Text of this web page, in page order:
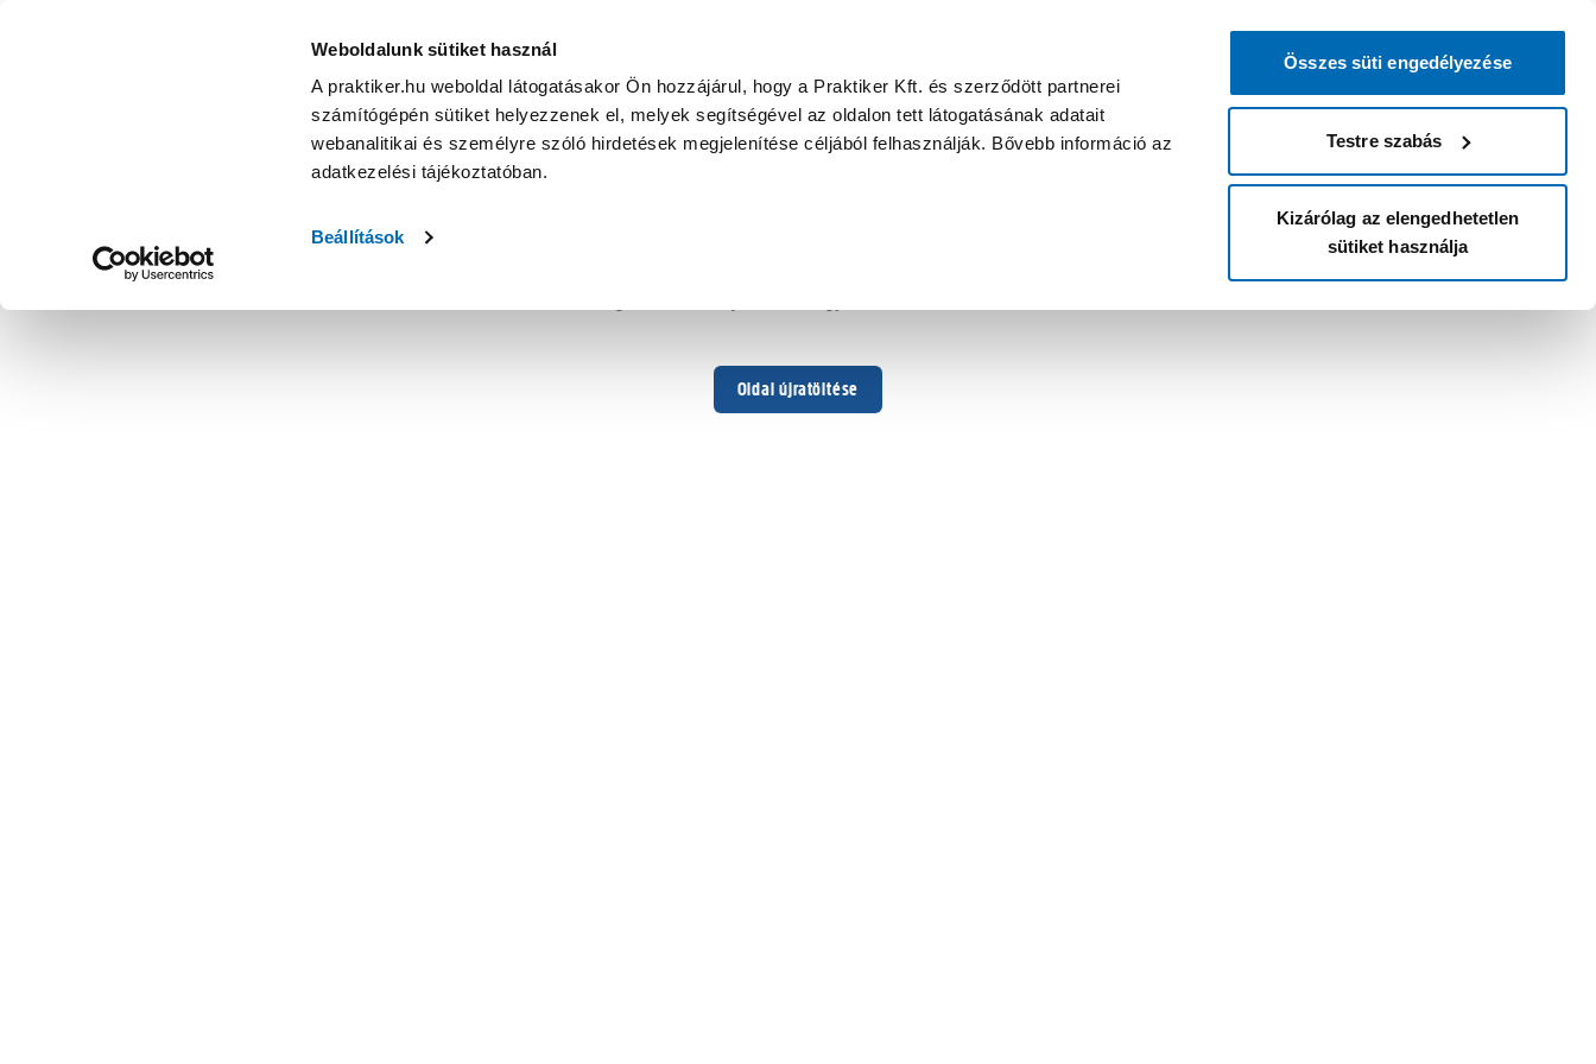
Weboldalunk sütiket használ
A praktiker.hu weboldal látogatásakor Ön hozzájárul, hogy a Praktiker Kft. és szerződött partnerei
számítógépén sütiket helyezzenek el, melyek segítségével az oldalon tett látogatásának adatait
webanalitikai és személyre szóló hirdetések megjelenítése céljából felhasználják. Bővebb információ az
adatkezelési tájékoztatóban.
Beállítások
Összes süti engedélyezése
Testre szabás
Kizárólag az elengedhetetlen
sütiket használja
Oldal újratöltése